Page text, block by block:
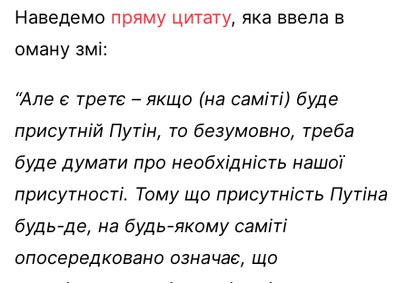
Наведемо пряму цитату, яка ввела в
оману змі:
“Але є третє – якщо (на саміті) буде
присутній Путін, то безумовно, треба
буде думати про необхідність нашої
присутності. Тому що присутність Путіна
будь-де, на будь-якому саміті
опосередковано означає, що